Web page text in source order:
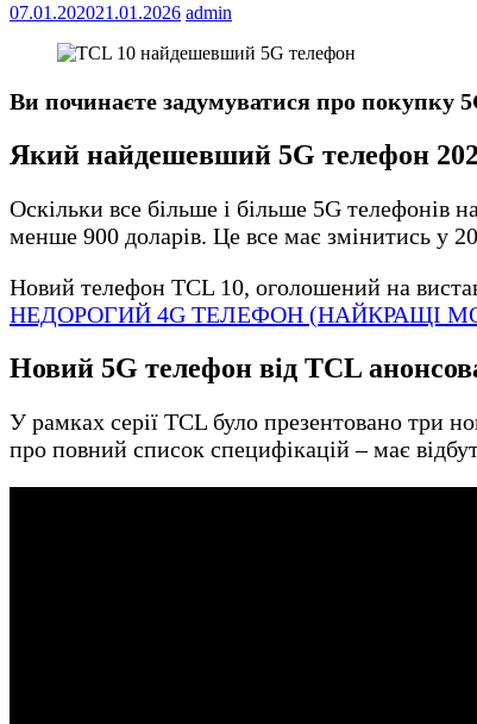
07.01.202021.01.2026 admin
Ви починаєте задумуватися про покупку
Який найдешевший 5G телефон
Оскільки все більше і більше 5G
менше 900 доларів. Це все має змінитись у
Новий телефон TCL 10, оголошений на
НЕДОРОГИЙ 4G ТЕЛЕФОН (НАЙКРАЩІ
Новий 5G телефон від TCL
У рамках серії TCL було презентовано три
про повний список специфікацій – має